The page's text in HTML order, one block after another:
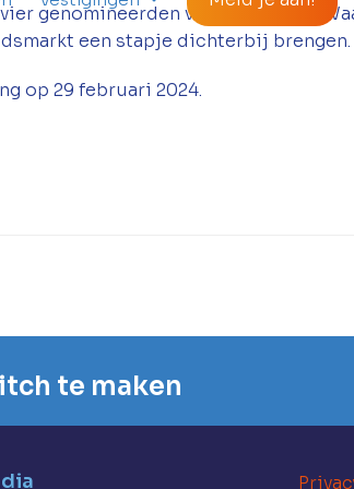
vier genomineerden voor de Cedris
een stapje dichterbij brengen.
op 29 februari 2024.
te maken